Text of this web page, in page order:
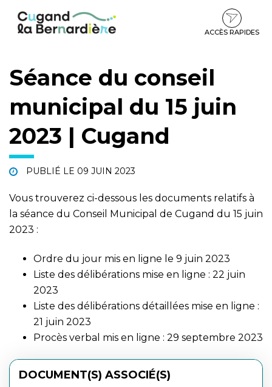
contenu
pied
ACCÈS RAPIDES
Séance du conseil
municipal du 15 juin
2023 | Cugand
PUBLIÉ LE 09 JUIN 2023
Vous trouverez ci-dessous les documents relatifs à
la séance du Conseil Municipal de Cugand du 15 juin
2023 :
Ordre du jour mis en ligne le 9 juin 2023
Liste des délibérations mise en ligne : 22 juin
2023
Liste des délibérations détaillées mise en ligne :
21 juin 2023
Procès verbal mis en ligne : 29 septembre 2023
DOCUMENT(S) ASSOCIÉ(S)